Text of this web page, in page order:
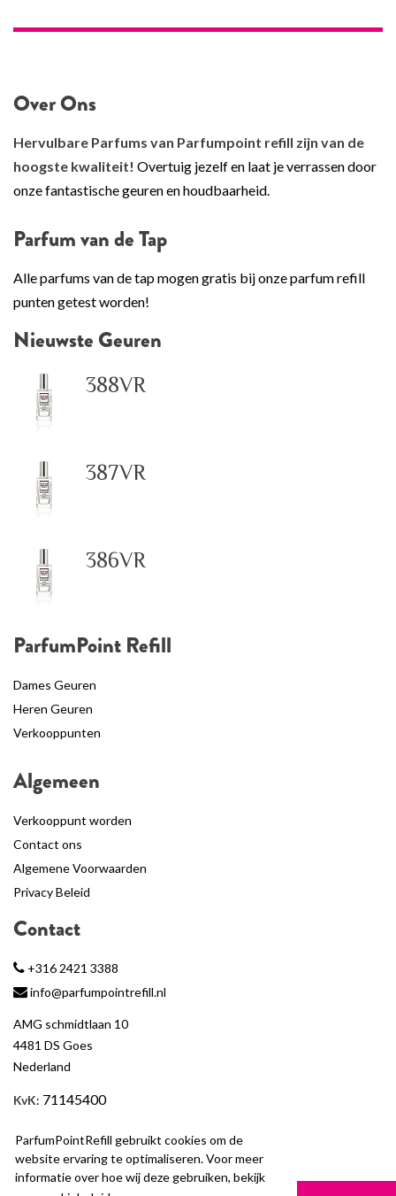
ParfumPointRefill gebruikt cookies om de
website ervaring te optimaliseren. Voor meer
informatie over hoe wij deze gebruiken, bekijk
Over Ons
Hervulbare Parfums van Parfumpoint refill zijn van de
hoogste kwaliteit! Overtuig jezelf en laat je verrassen door
onze fantastische geuren en houdbaarheid.
Parfum van de Tap
Alle parfums van de tap mogen gratis bij onze parfum refill
punten getest worden!
Nieuwste Geuren
388VR
387VR
386VR
ParfumPoint Refill
Dames Geuren
Heren Geuren
Verkooppunten
Algemeen
Verkooppunt worden
Contact ons
Algemene Voorwaarden
Privacy Beleid
Contact
+316 2421 3388
info@parfumpointrefill.nl
AMG schmidtlaan 10
4481 DS Goes
Nederland
KvK: 71145400